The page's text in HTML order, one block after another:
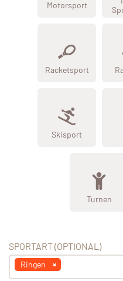
Motorsport
Racketsport
Skisport
Turnen
SPORTART (OPTIONAL)
Ringen